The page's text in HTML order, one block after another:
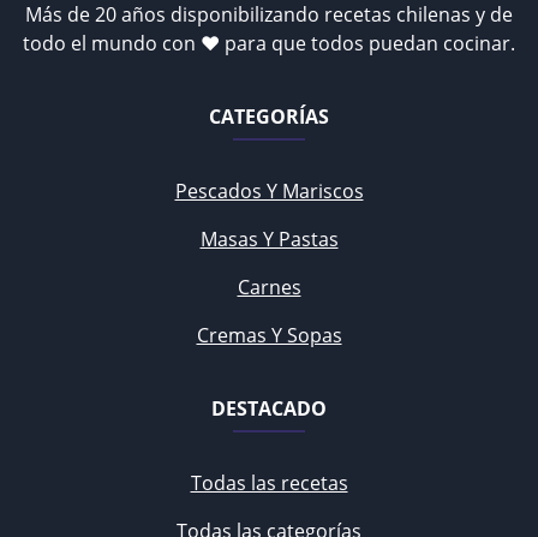
Más de 20 años disponibilizando recetas chilenas y de
todo el mundo con ♥ para que todos puedan cocinar.
CATEGORÍAS
Pescados Y Mariscos
Masas Y Pastas
Carnes
Cremas Y Sopas
DESTACADO
Todas las recetas
Todas las categorías